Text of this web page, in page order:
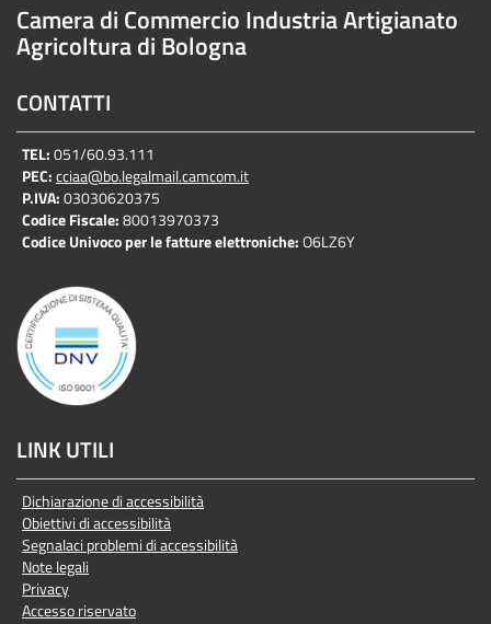
Camera di Commercio Industria Artigianato
Agricoltura di Bologna
CONTATTI
TEL:051/60.93.111
PEC:cciaa@bo.legalmail.camcom.it
P.IVA:03030620375
Codice Fiscale:80013970373
Codice Univoco per le fatture elettroniche:O6LZ6Y
LINK UTILI
Dichiarazione di accessibilità
Obiettivi di accessibilità
Segnalaci problemi di accessibilità
Note legali
Privacy
Accesso riservato